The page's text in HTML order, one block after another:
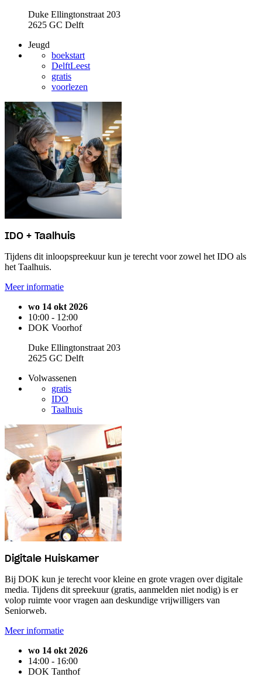
Duke Ellingtonstraat 203
2625 GC Delft
Jeugd
boekstart
DelftLeest
gratis
voorlezen
IDO + Taalhuis
Tijdens dit inloopspreekuur kun je terecht voor zowel het IDO als
het Taalhuis.
Meer informatie
wo 14 okt 2026
10:00 - 12:00
DOK Voorhof
Duke Ellingtonstraat 203
2625 GC Delft
Volwassenen
gratis
IDO
Taalhuis
Digitale Huiskamer
Bij DOK kun je terecht voor kleine en grote vragen over digitale
media. Tijdens dit spreekuur (gratis, aanmelden niet nodig) is er
volop ruimte voor vragen aan deskundige vrijwilligers van
Seniorweb.
Meer informatie
wo 14 okt 2026
14:00 - 16:00
DOK Tanthof